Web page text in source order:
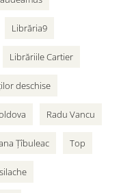
Librăria9
Librăriile Cartier
deschise
Radu Vancu
Țîbuleac Top